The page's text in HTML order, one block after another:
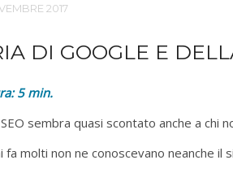
2017
DI GOOGLE E
5 min.
sembra quasi scontato anche a chi
fa molti non ne conoscevano neanche il